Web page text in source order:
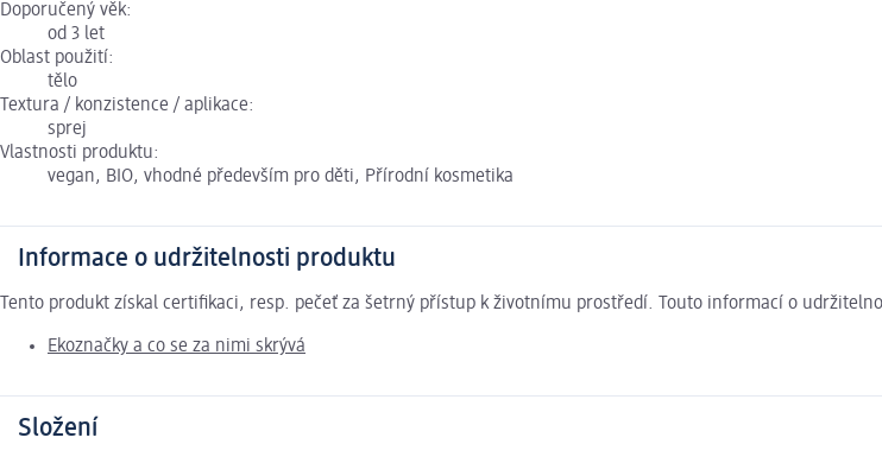
Doporučený věk:
od 3 let
Oblast použití:
tělo
Textura / konzistence / aplikace:
sprej
Vlastnosti produktu:
vegan, BIO, vhodné především pro děti, Přírodní kosmetika
Informace o udržitelnosti produktu
Tento produkt získal certifikaci, resp. pečeť za šetrný přístup k životnímu prostředí. Touto informací o
Ekoznačky a co se za nimi skrývá
Složení